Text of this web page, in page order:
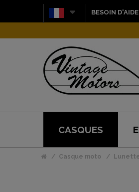
BESOIN D'AIDE
CASQUES
Casque moto